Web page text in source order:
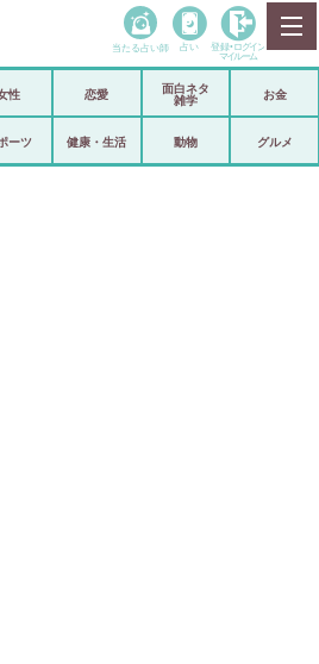
政治
当たる占い師 占い 登録• ログイン
マイルーム
性 恋愛
面白ネタ
雑学
お金
ーツ 健康・生活 動物 グルメ